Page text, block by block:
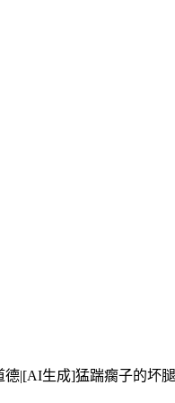
|[AI生成]猛踹瘸子的坏